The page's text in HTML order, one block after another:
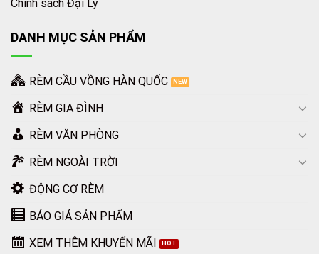
Chính sách Đại Lý
DANH MỤC SẢN PHẨM
RÈM CẦU VỒNG HÀN QUỐC
RÈM GIA ĐÌNH
RÈM VĂN PHÒNG
RÈM NGOÀI TRỜI
ĐỘNG CƠ RÈM
BÁO GIÁ SẢN PHẨM
XEM THÊM KHUYẾN MÃI